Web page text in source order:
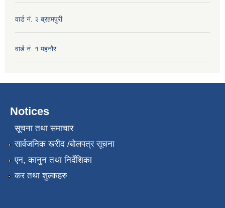
वार्ड नं. २ ब्रहमपुरी
वार्ड नं. १ महनाैर
Notices
सूचना तथा समाचार
सार्वजनिक खरीद /बोलपत्र सूचना
एन, कानुन तथा निर्देशिका
कर तथा शुल्कहरु